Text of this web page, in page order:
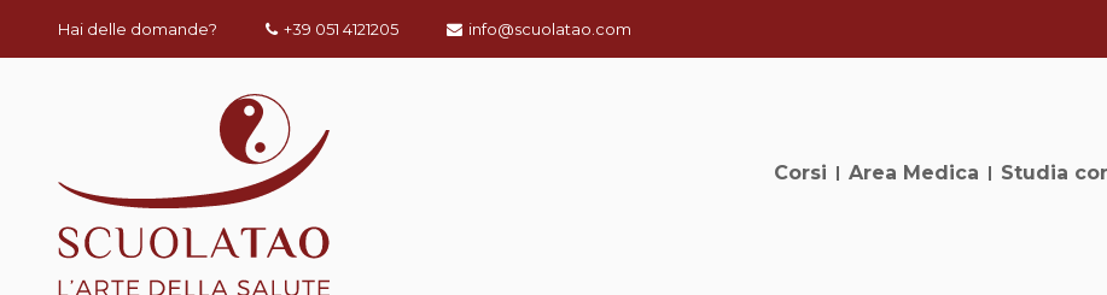
Hai delle domande? +39 051 4121205 info@scuolatao.com
Corsi Area Medica Studia